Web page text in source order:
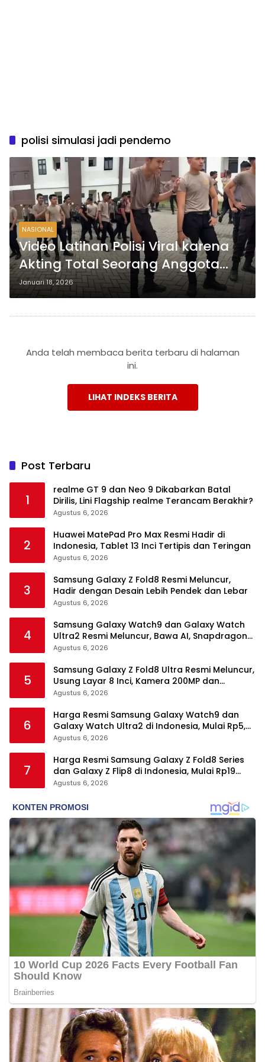
polisi simulasi jadi pendemo
NASIONAL
Video Latihan Polisi Viral karena
Akting Total Seorang Anggota
Dalmas
Januari 18, 2026
Anda telah membaca berita terbaru di halaman
ini.
LIHAT INDEKS BERITA
Post Terbaru
1
realme GT 9 dan Neo 9 Dikabarkan Batal
Dirilis, Lini Flagship realme Terancam Berakhir?
Agustus 6, 2026
2
Huawei MatePad Pro Max Resmi Hadir di
Indonesia, Tablet 13 Inci Tertipis dan Teringan
Agustus 6, 2026
3
Samsung Galaxy Z Fold8 Resmi Meluncur,
Hadir dengan Desain Lebih Pendek dan Lebar
Agustus 6, 2026
4
Samsung Galaxy Watch9 dan Galaxy Watch
Ultra2 Resmi Meluncur, Bawa AI, Snapdragon
Wear Elite, dan Fitur Kesehatan Baru
Agustus 6, 2026
5
Samsung Galaxy Z Fold8 Ultra Resmi Meluncur,
Usung Layar 8 Inci, Kamera 200MP dan
Snapdragon 8 Elite Gen 5
Agustus 6, 2026
6
Harga Resmi Samsung Galaxy Watch9 dan
Galaxy Watch Ultra2 di Indonesia, Mulai Rp5,9
Jutaan
Agustus 6, 2026
7
Harga Resmi Samsung Galaxy Z Fold8 Series
dan Galaxy Z Flip8 di Indonesia, Mulai Rp19
Jutaan
Agustus 6, 2026